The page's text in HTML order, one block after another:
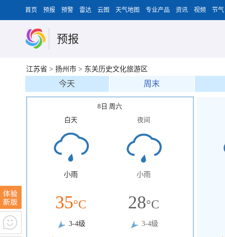
首页 预报 预警 雷达 云图 天气地图 专业产品 资讯 视频 节气
预报
江苏省 > 扬州市 > 东关历史文化旅游区
今天 周末
8日 周六
白天
小雨
35°C
3-4级
夜间
小雨
28°C
3-4级